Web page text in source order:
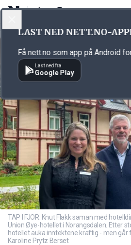
Annonsørinnhold
TAP I FJOR: Knut Flakk saman med
Union Øye-hotellet i Norangsdalen. Etter
hotellet auka inntektene kraftig - men går
Karoline Prytz Berset
LAST NED NETT.NO-
Få nett.no som app på Android
Last ned fra
Google Play